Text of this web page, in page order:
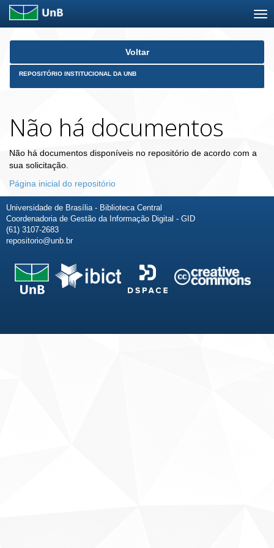
Skip
Voltar
REPOSITÓRIO INSTITUCIONAL DA UNB
Não há documentos
Não há documentos disponíveis no repositório de acordo com a
sua solicitação.
Página inicial do repositório
Universidade de Brasília - Biblioteca Central
Coordenadoria de Gestão da Informação Digital - GID
(61) 3107-2683
repositorio@unb.br